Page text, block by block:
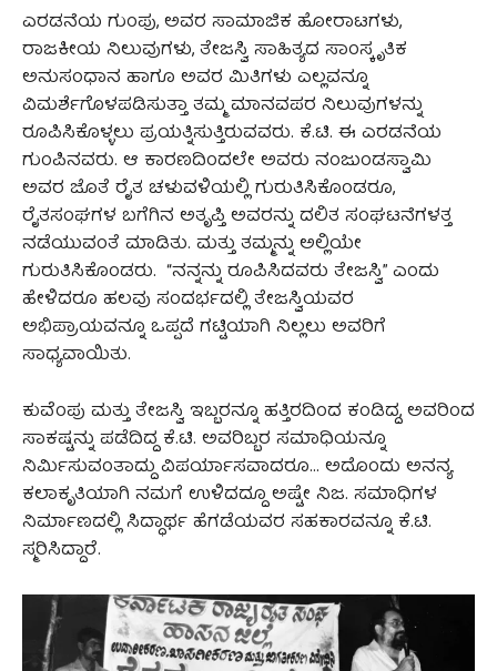
ಎರಡನೆಯ ಗುಂಪು, ಅವರ ಸಾಮಾಜಿಕ ಹೋರಾಟಗಳು,
ರಾಜಕೀಯ ನಿಲುವುಗಳು, ತೇಜಸ್ವಿ ಸಾಹಿತ್ಯದ ಸಾಂಸ್ಕೃತಿಕ
ಅನುಸಂಧಾನ ಹಾಗೂ ಅವರ ಮಿತಿಗಳು ಎಲ್ಲವನ್ನೂ
ವಿಮರ್ಶೆಗೊಳಪಡಿಸುತ್ತಾ ತಮ್ಮ ಮಾನವಪರ ನಿಲುವುಗಳನ್ನು
ರೂಪಿಸಿಕೊಳ್ಳಲು ಪ್ರಯತ್ನಿಸುತ್ತಿರುವವರು. ಕೆ.ಟಿ. ಈ ಎರಡನೆಯ
ಗುಂಪಿನವರು. ಆ ಕಾರಣದಿಂದಲೇ ಅವರು ನಂಜುಂಡಸ್ವಾಮಿ
ಅವರ ಜೊತೆ ರೈತ ಚಳುವಳಿಯಲ್ಲಿ ಗುರುತಿಸಿಕೊಂಡರೂ,
ರೈತಸಂಘಗಳ ಬಗೆಗಿನ ಅತೃಪ್ತಿ ಅವರನ್ನು ದಲಿತ ಸಂಘಟನೆಗಳತ್ತ
ನಡೆಯುವಂತೆ ಮಾಡಿತು. ಮತ್ತು ತಮ್ಮನ್ನು ಅಲ್ಲಿಯೇ
ಗುರುತಿಸಿಕೊಂಡರು. “ನನ್ನನ್ನು ರೂಪಿಸಿದವರು ತೇಜಸ್ವಿ” ಎಂದು
ಹೇಳಿದರೂ ಹಲವು ಸಂದರ್ಭದಲ್ಲಿ ತೇಜಸ್ವಿಯವರ
ಅಭಿಪ್ರಾಯವನ್ನೂ ಒಪ್ಪದೆ ಗಟ್ಟಿಯಾಗಿ ನಿಲ್ಲಲು ಅವರಿಗೆ
ಸಾಧ್ಯವಾಯಿತು.
ಕುವೆಂಪು ಮತ್ತು ತೇಜಸ್ವಿ ಇಬ್ಬರನ್ನೂ ಹತ್ತಿರದಿಂದ ಕಂಡಿದ್ದ, ಅವರಿಂದ
ಸಾಕಷ್ಟನ್ನು ಪಡೆದಿದ್ದ ಕೆ.ಟಿ. ಅವರಿಬ್ಬರ ಸಮಾಧಿಯನ್ನೂ
ನಿರ್ಮಿಸುವಂತಾದ್ದು ವಿಪರ್ಯಾಸವಾದರೂ… ಅದೊಂದು ಅನನ್ಯ
ಕಲಾಕೃತಿಯಾಗಿ ನಮಗೆ ಉಳಿದದ್ದೂ ಅಷ್ಟೇ ನಿಜ. ಸಮಾಧಿಗಳ
ನಿರ್ಮಾಣದಲ್ಲಿ ಸಿದ್ಧಾರ್ಥ ಹೆಗಡೆಯವರ ಸಹಕಾರವನ್ನೂ ಕೆ.ಟಿ.
ಸ್ಮರಿಸಿದ್ದಾರೆ.